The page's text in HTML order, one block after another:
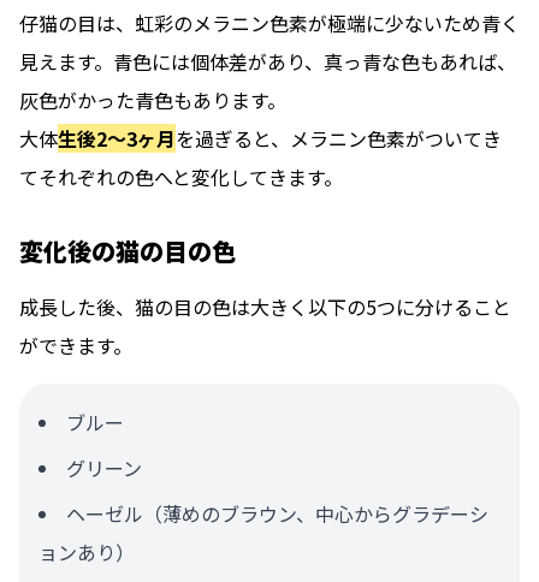
仔猫の目は、虹彩のメラニン色素が極端に少ないため青く
見えます。青色には個体差があり、真っ青な色もあれば、
灰色がかった青色もあります。
大体生後2〜3ヶ月を過ぎると、メラニン色素がついてき
てそれぞれの色へと変化してきます。
変化後の猫の目の色
成長した後、猫の目の色は大きく以下の5つに分けること
ができます。
ブルー
グリーン
ヘーゼル（薄めのブラウン、中心からグラデーシ
ョンあり）